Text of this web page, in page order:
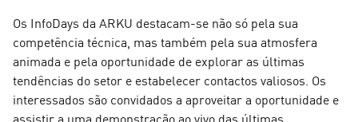
Os InfoDays da ARKU destacam-se não só pela sua
competência técnica, mas também pela sua atmosfera
animada e pela oportunidade de explorar as últimas
tendências do setor e estabelecer contactos valiosos. Os
interessados são convidados a aproveitar a oportunidade e
assistir a uma demonstração ao vivo das últimas